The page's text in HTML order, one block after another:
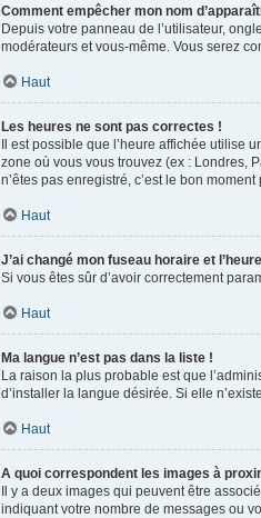
Comment empêcher mon nom
Depuis votre panneau de l’utilisateur,
modérateurs et vous-même. Vous serez
Haut
Les heures ne sont pas correctes !
Il est possible que l’heure affichée utilise
zone où vous vous trouvez (ex : Londres,
n’êtes pas enregistré, c’est le bon moment
Haut
J’ai changé mon fuseau horaire et
Si vous êtes sûr d’avoir correctement
Haut
Ma langue n’est pas dans la liste !
La raison la plus probable est que
d’installer la langue désirée. Si elle
Haut
A quoi correspondent les images à
Il y a deux images qui peuvent être
indiquant votre nombre de messages ou